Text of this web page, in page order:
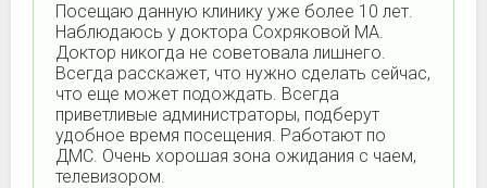
Посещаю данную клинику уже более 10 лет.
Наблюдаюсь у доктора Сохряковой МА.
Доктор никогда не советовала лишнего.
Всегда расскажет, что нужно сделать сейчас,
что еще может подождать. Всегда
приветливые администраторы, подберут
удобное время посещения. Работают по
ДМС. Очень хорошая зона ожидания с чаем,
телевизором.